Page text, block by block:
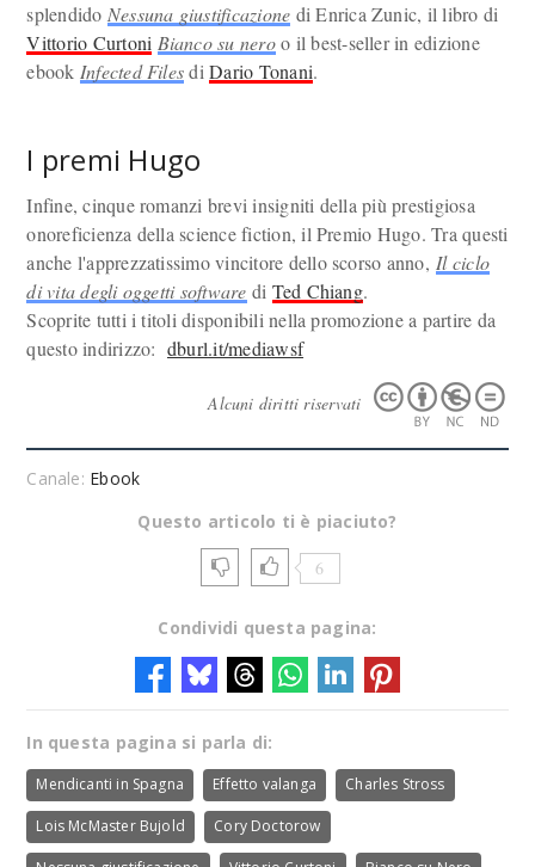
splendido Nessuna giustificazione di Enrica Zunic, il libro di
Vittorio Curtoni Bianco su neroo il best-seller in edizione
ebook Infected FilesdiDario Tonani.
I premi Hugo
Infine, cinque romanzi brevi insigniti della più prestigiosa
onoreficienza della science fiction, il Premio Hugo. Tra questi
anche l'apprezzatissimo vincitore dello scorso anno, Il ciclo
di vita degli oggetti software di Ted Chiang.
Scoprite tutti i titoli disponibili nella promozione a partire da
questo indirizzo: dburl.it/mediawsf
Alcuni diritti riservati
Canale: Ebook
Questo articolo ti è piaciuto?
6
Condividi questa pagina:
In questa pagina si parla di:
Mendicanti in Spagna Effetto valanga Charles Stross
Lois McMaster Bujold Cory Doctorow